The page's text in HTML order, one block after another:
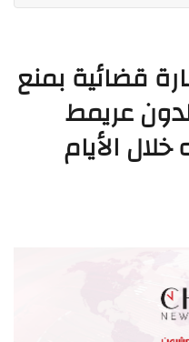
قضائية بمنع
عريمط
الأيام